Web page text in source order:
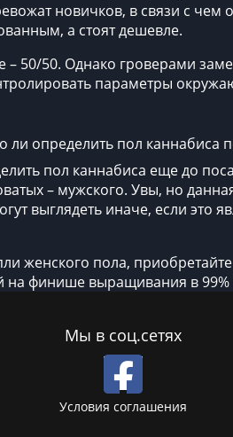
новичков, в связи с
а стоят дешевле.
50. Однако гроверами
параметры
ли определить пол каннабиса
пол каннабиса еще до
– мужского. Увы, но
выглядеть иначе, если
женского пола,
финише выращивания в 99%
Мы в соц.сетях
Условия соглашения